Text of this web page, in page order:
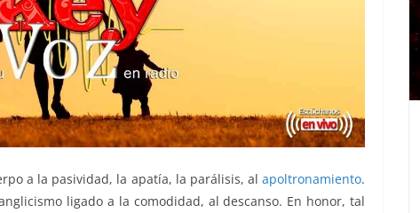
a la pasividad, la apatía, la parálisis, al apoltronamiento.
ligado a la comodidad, al descanso. En honor, tal